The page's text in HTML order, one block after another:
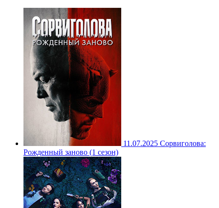
11.07.2025 Сорвиголова:
Рожденный заново (1 сезон)